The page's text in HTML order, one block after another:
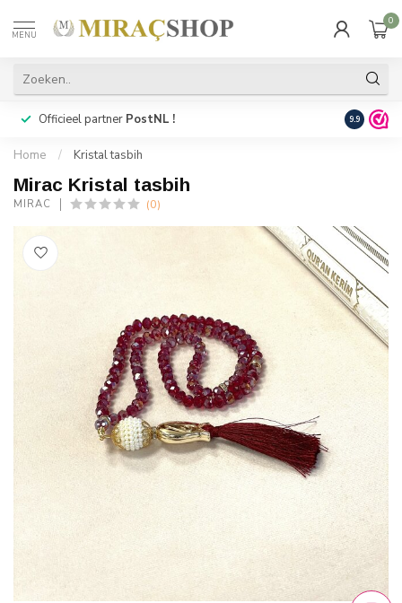
MENU
0
Officieel partner PostNL ! Snelle
9.9
Home / Kristal tasbih
Mirac Kristal tasbih
MIRAC (0)